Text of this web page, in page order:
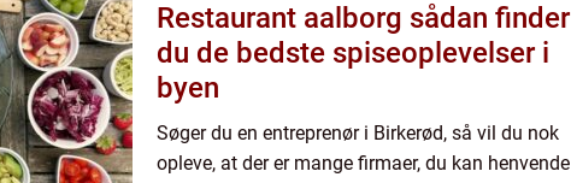
Restaurant aalborg sådan finder
du de bedste spiseoplevelser i
byen
Søger du en entreprenør i Birkerød, så vil du nok
opleve, at der er mange firmaer, du kan henvende